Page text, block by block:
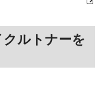
クルトナーを